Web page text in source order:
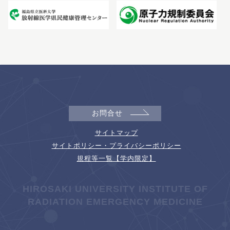
お問合せ
サイトマップ
サイトポリシー・プライバシーポリシー
規程等一覧【学内限定】
HIROSAKI UNIVERSITY INSTITUTE OF
RADIATION EMERGENCY MEDICINE